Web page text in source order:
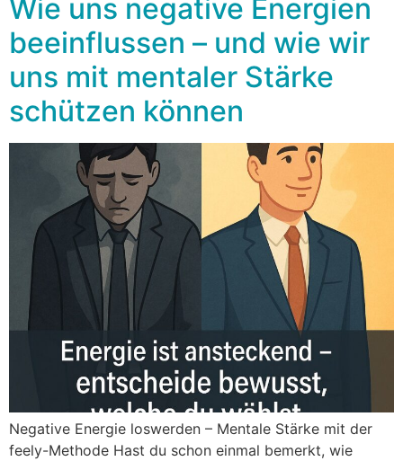
Wie uns negative Energien
beeinflussen – und wie wir
uns mit mentaler Stärke
schützen können
Negative Energie loswerden – Mentale Stärke mit der
feely-Methode Hast du schon einmal bemerkt, wie